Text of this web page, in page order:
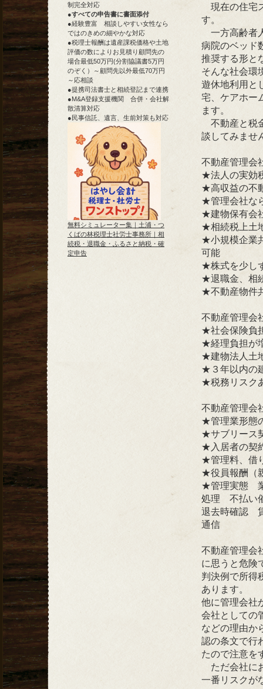
現在の住宅
す。
一方高齢者
病院のベッド
推奨する形と
そんな社会環
遊休地利用と
宅、ケアホー
ます。
不動産と税
談してみませ
不動産管理会
★法人の実効
★高収益の不
★管理会社な
★建物保有会
★相続税上土
★小規模企業
可能
★株式を少し
★退職金、相
★不動産物件
不動産管理会
★社会保険負
★経理負担が
★建物法人土
★３年以内の
★税務リスク
不動産管理会
★管理業形態
★サブリース
★入居者の契
★管理料、借
★役員報酬（
★管理実態 業
処理 不払い
退去時確認
通信
不動産管理会
に思うと危険
判決例で所得
あります。
他に管理会社
会社としての
などの理由か
認の条文で行
たので注意を
ただ会社に
一番リスクが
制完全対応
●すべての申告書に書面添付
●経験豊富 相談しやすい女性なら
ではのきめの細やかな対応
●税理士報酬は遺産課税価格や土地
評価の数によりお見積り顧問先の
場合最低50万円(分割協議書5万円
のぞく）～顧問先以外最低70万円
～応相談
●提携司法書士と相続登記まで連携
●M&A登録支援機関 合併・会社解
散清算対応
●民事信託、遺言、生前対策も対応
無料シミュレーター集｜土浦・つ
くばの林税理士社労士事務所｜相
続税・退職金・ふるさと納税・確
定申告